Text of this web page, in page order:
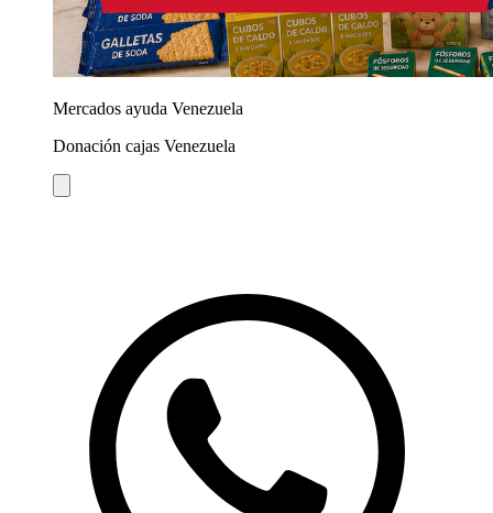
Mercados ayuda Venezuela
Donación cajas Venezuela